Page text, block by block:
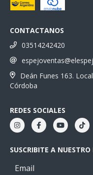
CONTACTANOS
03514242420
Deán Funes 163.
Córdoba
REDES SOCIALES
SUSCRIBITE A